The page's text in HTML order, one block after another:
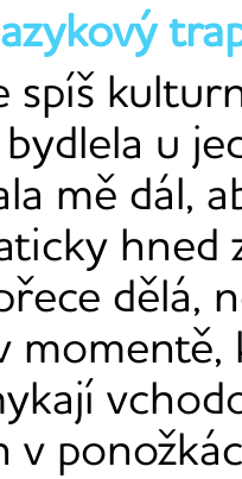
spíš
u
mě dál,
hned
dělá,
momentě,